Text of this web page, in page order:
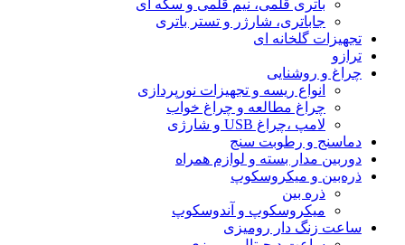
باتری قلمی، نیم قلمی و سکه ای
جاباتری، شارژر و تستر باتری
تجهیزات گلخانه ای
ترازو
چراغ و روشنایی
انواع ریسه و تجهیزات نورپردازی
چراغ مطالعه و چراغ خواب
لامپ ،چراغ USB و شارژی
دماسنج و رطوبت سنج
دوربین مدار بسته و لوازم همراه
ذره‌بین و میکروسکوپ
ذره بین
میکروسکوپ و آندوسکوپ
ساعت زنگ دار رومیزی